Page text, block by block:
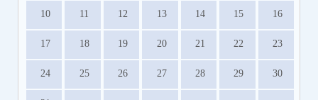
10 11 12 13 14 15 16
17 18 19 20 21 22 23
24 25 26 27 28 29 30